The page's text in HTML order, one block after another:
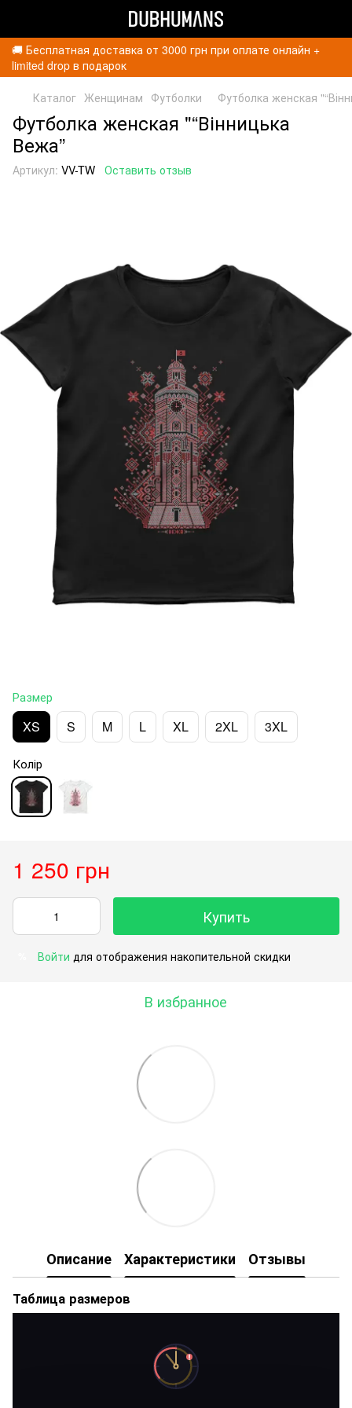
🚚 Бесплатная доставка от 3000 грн при оплате онлайн +
limited drop в подарок
Каталог Женщинам Футболки Футболка женская
Футболка женская "“Вінницька
Вежа”
Артикул: VV-TW Оставить отзыв
Размер
XS S M L XL 2XL 3XL
Колір
1 250 грн
Купить
Войти для отображения накопительной скидки
В избранное
Описание Характеристики Отзывы
Таблица размеров